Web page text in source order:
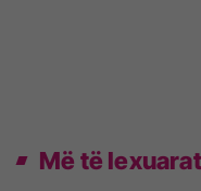
Më të lexuarat